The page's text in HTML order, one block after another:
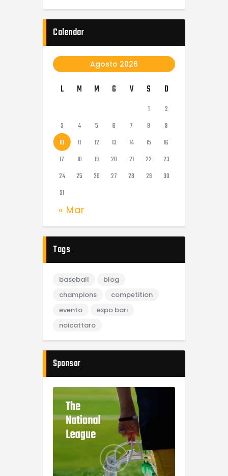
Calendar
Agosto 2026
L M M G V S D
1
2
3
4 5 6 7 8
9
10
11 12 13 14 15
16
17
18 19 20 21 22
23
24
25 26 27 28 29
30
31
« Mar
Tags
baseball
blog
champions
competition
evento
expo bari
noicattaro
Sponsor